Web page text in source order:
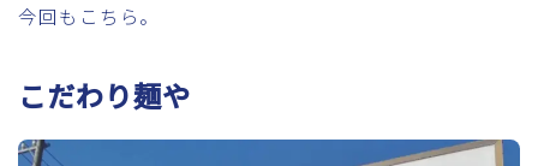
今回もこちら。
こだわり麺や